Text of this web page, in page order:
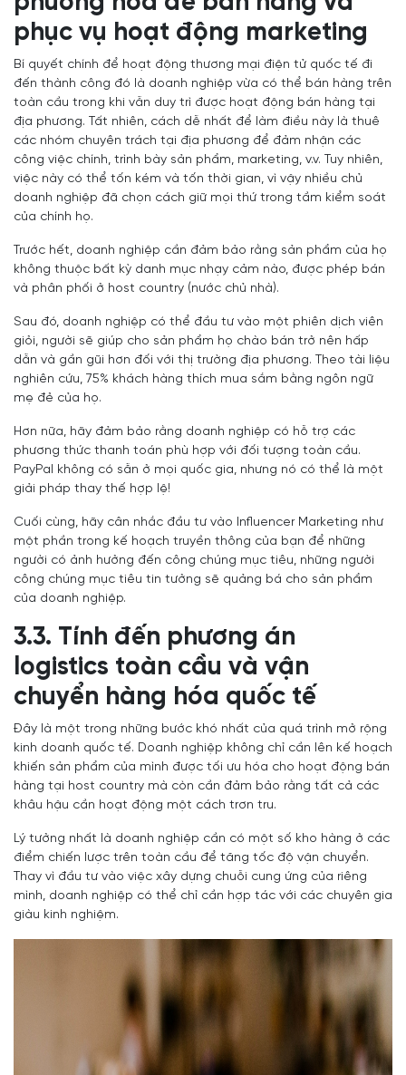
phục vụ hoạt động marketing
Bí quyết chính để hoạt động thương mại điện tử quốc tế đi
đến thành công đó là doanh nghiệp vừa có thể bán hàng trên
toàn cầu trong khi vẫn duy trì được hoạt động bán hàng tại
địa phương. Tất nhiên, cách dễ nhất để làm điều này là thuê
các nhóm chuyên trách tại địa phương để đảm nhận các
công việc chính, trình bày sản phẩm, marketing, v.v. Tuy nhiên,
việc này có thể tốn kém và tốn thời gian, vì vậy nhiều chủ
doanh nghiệp đã chọn cách giữ mọi thứ trong tầm kiểm soát
của chính họ.
Trước hết, doanh nghiệp cần đảm bảo rằng sản phẩm của họ
không thuộc bất kỳ danh mục nhạy cảm nào, được phép bán
và phân phối ở host country (nước chủ nhà).
Sau đó, doanh nghiệp có thể đầu tư vào một phiên dịch viên
giỏi, người sẽ giúp cho sản phẩm họ chào bán trở nên hấp
dẫn và gần gũi hơn đối với thị trường địa phương. Theo tài liệu
nghiên cứu, 75% khách hàng thích mua sắm bằng ngôn ngữ
mẹ đẻ của họ.
Hơn nữa, hãy đảm bảo rằng doanh nghiệp có hỗ trợ các
phương thức thanh toán phù hợp với đối tượng toàn cầu.
PayPal không có sẵn ở mọi quốc gia, nhưng nó có thể là một
giải pháp thay thế hợp lệ!
Cuối cùng, hãy cân nhắc đầu tư vào Influencer Marketing như
một phần trong kế hoạch truyền thông của bạn để những
người có ảnh hưởng đến công chúng mục tiêu, những người
công chúng mục tiêu tin tưởng sẽ quảng bá cho sản phẩm
của doanh nghiệp.
3.3. Tính đến phương án
logistics toàn cầu và vận
chuyển hàng hóa quốc tế
Đây là một trong những bước khó nhất của quá trình mở rộng
kinh doanh quốc tế. Doanh nghiệp không chỉ cần lên kế hoạch
khiến sản phẩm của mình được tối ưu hóa cho hoạt động bán
hàng tại host country mà còn cần đảm bảo rằng tất cả các
khâu hậu cần hoạt động một cách trơn tru.
Lý tưởng nhất là doanh nghiệp cần có một số kho hàng ở các
điểm chiến lược trên toàn cầu để tăng tốc độ vận chuyển.
Thay vì đầu tư vào việc xây dựng chuỗi cung ứng của riêng
mình, doanh nghiệp có thể chỉ cần hợp tác với các chuyên gia
giàu kinh nghiệm.